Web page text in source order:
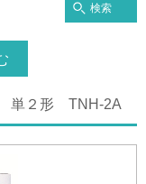
検索
単２形 TNH-2A